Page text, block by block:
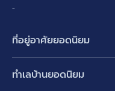
-
ที่อยู่อาศัยยอดนิยม
ทำเลบ้านยอดนิยม